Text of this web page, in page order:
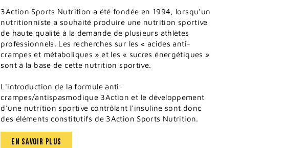
3Action Sports Nutrition a été fondée en 1994, lorsqu'un
nutritionniste a souhaité produire une nutrition sportive
de haute qualité à la demande de plusieurs athlètes
professionnels. Les recherches sur les « acides anti-
crampes et métaboliques » et les « sucres énergétiques »
sont à la base de cette nutrition sportive.
L'introduction de la formule anti-
crampes/antispasmodique 3Action et le développement
d'une nutrition sportive contrôlant l'insuline sont donc
des éléments constitutifs de 3Action Sports Nutrition.
EN SAVOIR PLUS